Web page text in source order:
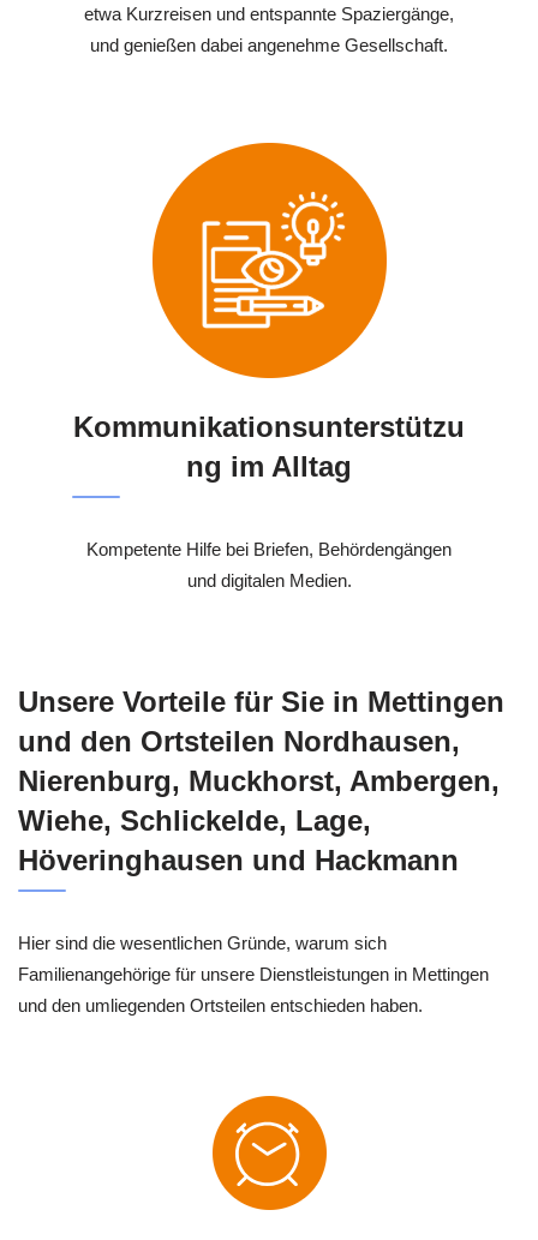
etwa Kurzreisen und entspannte Spaziergänge,
und genießen dabei angenehme Gesellschaft.
Kommunikationsunterstützu
ng im Alltag
Kompetente Hilfe bei Briefen, Behördengängen
und digitalen Medien.
Unsere Vorteile für Sie in Mettingen
und den Ortsteilen Nordhausen,
Nierenburg, Muckhorst, Ambergen,
Wiehe, Schlickelde, Lage,
Höveringhausen und Hackmann
Hier sind die wesentlichen Gründe, warum sich
Familienangehörige für unsere Dienstleistungen in Mettingen
und den umliegenden Ortsteilen entschieden haben.